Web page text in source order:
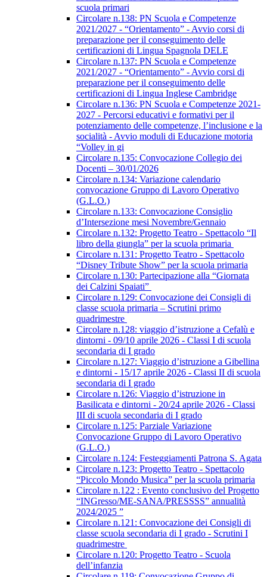
scuola primari
Circolare n.138: PN Scuola e Competenze
2021/2027 - “Orientamento” - Avvio corsi di
preparazione per il conseguimento delle
certificazioni di Lingua Spagnola DELE
Circolare n.137: PN Scuola e Competenze
2021/2027 - “Orientamento” - Avvio corsi di
preparazione per il conseguimento delle
certificazioni di Lingua Inglese Cambridge
Circolare n.136: PN Scuola e Competenze 2021-
2027 - Percorsi educativi e formativi per il
potenziamento delle competenze, l’inclusione e la
socialità - Avvio moduli di Educazione motoria
“Volley in gi
Circolare n.135: Convocazione Collegio dei
Docenti – 30/01/2026
Circolare n.134: Variazione calendario
convocazione Gruppo di Lavoro Operativo
(G.L.O.)
Circolare n.133: Convocazione Consiglio
d’Intersezione mesi Novembre/Gennaio
Circolare n.132: Progetto Teatro - Spettacolo “Il
libro della giungla” per la scuola primaria
Circolare n.131: Progetto Teatro - Spettacolo
“Disney Tribute Show” per la scuola primaria
Circolare n.130: Partecipazione alla “Giornata
dei Calzini Spaiati”
Circolare n.129: Convocazione dei Consigli di
classe scuola primaria – Scrutini primo
quadrimestre
Circolare n.128: viaggio d’istruzione a Cefalù e
dintorni - 09/10 aprile 2026 - Classi I di scuola
secondaria di I grado
Circolare n.127: Viaggio d’istruzione a Gibellina
e dintorni - 15/17 aprile 2026 - Classi II di scuola
secondaria di I grado
Circolare n.126: Viaggio d’istruzione in
Basilicata e dintorni - 20/24 aprile 2026 - Classi
III di scuola secondaria di I grado
Circolare n.125: Parziale Variazione
Convocazione Gruppo di Lavoro Operativo
(G.L.O.)
Circolare n.124: Festeggiamenti Patrona S. Agata
Circolare n.123: Progetto Teatro - Spettacolo
“Piccolo Mondo Musica” per la scuola primaria
Circolare n.122 : Evento conclusivo del Progetto
“INGresso/ME-SANA/PRESSSS” annualità
2024/2025 ”
Circolare n.121: Convocazione dei Consigli di
classe scuola secondaria di I grado - Scrutini I
quadrimestre
Circolare n.120: Progetto Teatro - Scuola
dell’infanzia